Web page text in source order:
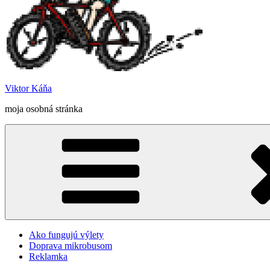
Viktor Káňa
moja osobná stránka
Ako fungujú výlety
Doprava mikrobusom
Reklamka